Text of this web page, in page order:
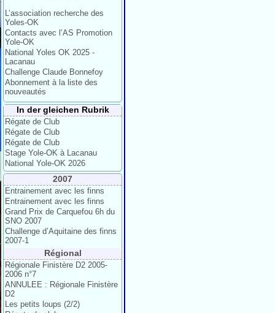
L’association recherche des
Yoles-OK
Contacts avec l’AS Promotion
Yole-OK
National Yoles OK 2025 -
Lacanau
Challenge Claude Bonnefoy
Abonnement à la liste des
nouveautés
In der gleichen Rubrik
Régate de Club
Régate de Club
Régate de Club
Stage Yole-OK à Lacanau
National Yole-OK 2026
2007
Entrainement avec les finns
Entrainement avec les finns
Grand Prix de Carquefou 6h du
SNO 2007
Challenge d’Aquitaine des finns
2007-1
Régional
Régionale Finistère D2 2005-
2006 n°7
ANNULEE : Régionale Finistère
D2
Les petits loups (2/2)